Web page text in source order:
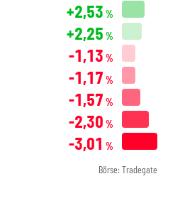
+2,53 %
+2,25 %
-1,13 %
-1,17 %
-1,57 %
-2,30 %
-3,01 %
Börse: Tradegate